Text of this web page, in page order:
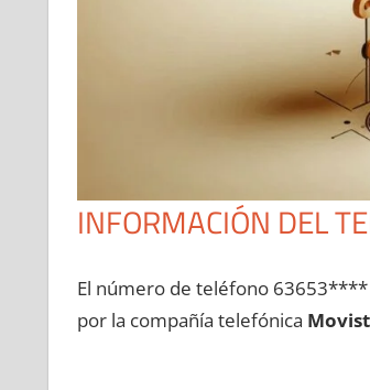
INFORMACIÓN DEL
El número dе teléfono 63653****
pοr la compañía telefónica